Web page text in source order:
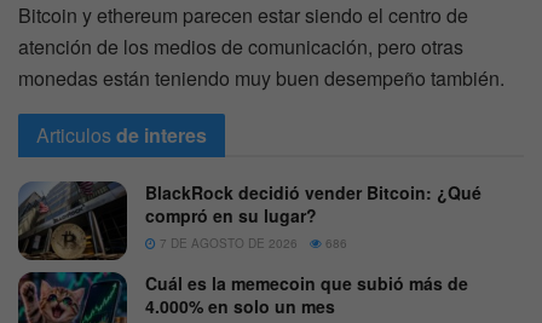
Bitcoin y ethereum parecen estar siendo el centro de
atención de los medios de comunicación, pero otras
monedas están teniendo muy buen desempeño también.
Articulosde interes
BlackRock decidió vender Bitcoin: ¿Qué
compró en su lugar?
7 DE AGOSTO DE 2026 686
Cuál es la memecoin que subió más de
4.000% en solo un mes